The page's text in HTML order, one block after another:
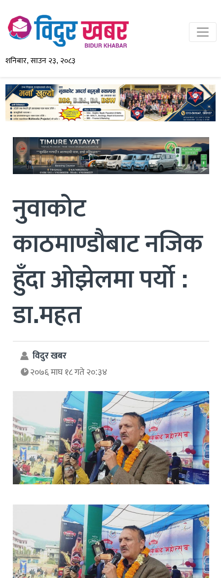
शनिबार, साउन २३, २०८३
नुवाकोट
काठमाण्डौबाट नजिक
हुँदा ओझेलमा पर्याे :
डा.महत
विदुर खबर
२०७६ माघ १८ गते २०:३४